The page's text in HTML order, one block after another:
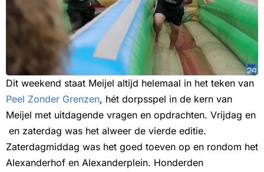
Dit weekend staat Meijel altijd helemaal in het teken van
Peel Zonder Grenzen, hét dorpsspel in de kern van
Meijel met uitdagende vragen en opdrachten. Vrijdag en
en zaterdag was het alweer de vierde editie.
Zaterdagmiddag was het goed toeven op en rondom het
Alexanderhof en Alexanderplein. Honderden